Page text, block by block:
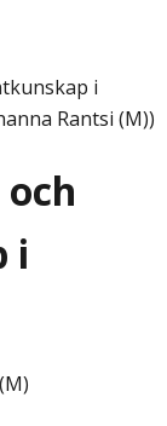
i
Rantsi (M))
i